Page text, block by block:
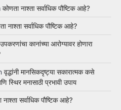
कोणता नाश्ता सर्वाधिक पौष्टिक आहे?
नाश्ता सर्वाधिक पौष्टिक आहे?
कानांच्या आरोग्यावर होणारा
वृद्धांनी मानसिकदृष्ट्या सकारात्मक कसे
स्थिर मनासाठी प्रभावी उपाय
नाश्ता सर्वाधिक पौष्टिक आहे?